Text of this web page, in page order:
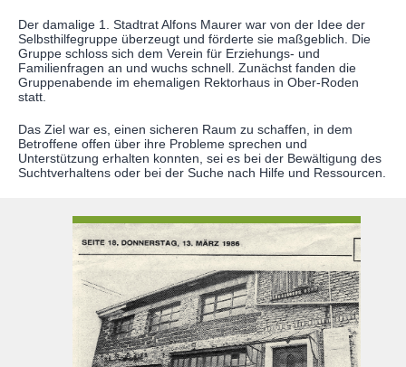
Der damalige 1. Stadtrat Alfons Maurer war von der Idee der
Selbsthilfegruppe überzeugt und förderte sie maßgeblich. Die
Gruppe schloss sich dem Verein für Erziehungs- und
Familienfragen an und wuchs schnell. Zunächst fanden die
Gruppenabende im ehemaligen Rektorhaus in Ober-Roden
statt.
Das Ziel war es, einen sicheren Raum zu schaffen, in dem
Betroffene offen über ihre Probleme sprechen und
Unterstützung erhalten konnten, sei es bei der Bewältigung des
Suchtverhaltens oder bei der Suche nach Hilfe und Ressourcen.